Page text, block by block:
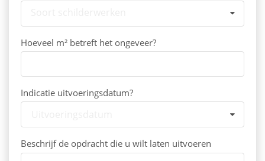
Hoeveel m² betreft het ongeveer?
Indicatie uitvoeringsdatum?
Beschrijf de opdracht die u wilt laten uitvoeren